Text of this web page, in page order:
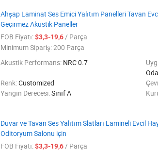
Ahşap Laminat Ses Emici Yalıtım Panelleri Tavan
Geçirmez Akustik Paneller
FOB Fiyatı:$3,3-19,6/ Parça
Minimum Sipariş:200 Parça
Akustik Performans: NRC 0.7
Renk:Customized
Yangın Derecesi:Sınıf A
Duvar ve Tavan Ses Yalıtım Slatları Lamineli Evcil
Oditoryum Salonu için
FOB Fiyatı:$3,3-19,6/ Parça